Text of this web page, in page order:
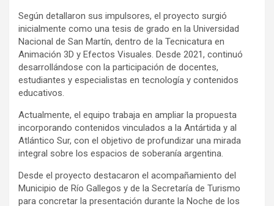
Según detallaron sus impulsores, el proyecto surgió
inicialmente como una tesis de grado en la Universidad
Nacional de San Martín, dentro de la Tecnicatura en
Animación 3D y Efectos Visuales. Desde 2021, continuó
desarrollándose con la participación de docentes,
estudiantes y especialistas en tecnología y contenidos
educativos.
Actualmente, el equipo trabaja en ampliar la propuesta
incorporando contenidos vinculados a la Antártida y al
Atlántico Sur, con el objetivo de profundizar una mirada
integral sobre los espacios de soberanía argentina.
Desde el proyecto destacaron el acompañamiento del
Municipio de Río Gallegos y de la Secretaría de Turismo
para concretar la presentación durante la Noche de los